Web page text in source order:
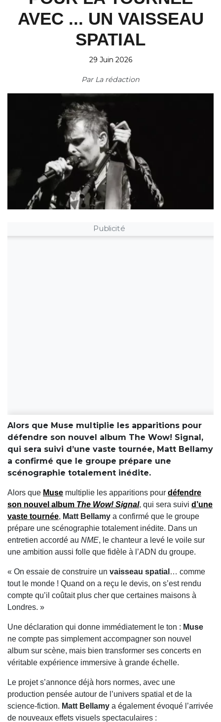
AVEC ... UN VAISSEAU
SPATIAL
29 Juin 2026
Par La rédaction
Publicité
Alors que Muse multiplie les apparitions pour
défendre son nouvel album The Wow! Signal,
qui sera suivi d’une vaste tournée, Matt Bellamy
a confirmé que le groupe prépare une
scénographie totalement inédite.
Alors que Muse multiplie les apparitions pour défendre
son nouvel album The Wow! Signal, qui sera suivi d’une
vaste tournée, Matt Bellamy a confirmé que le groupe
prépare une scénographie totalement inédite. Dans un
entretien accordé au NME, le chanteur a levé le voile sur
une ambition aussi folle que fidèle à l’ADN du groupe.
« On essaie de construire un vaisseau spatial … comme
tout le monde ! Quand on a reçu le devis, on s’est rendu
compte qu’il coûtait plus cher que certaines maisons à
Londres. »
Une déclaration qui donne immédiatement le ton : Muse
ne compte pas simplement accompagner son nouvel
album sur scène, mais bien transformer ses concerts en
véritable expérience immersive à grande échelle.
Le projet s’annonce déjà hors normes, avec une
production pensée autour de l’univers spatial et de la
science-fiction. Matt Bellamy a également évoqué l’arrivée
de nouveaux effets visuels spectaculaires :